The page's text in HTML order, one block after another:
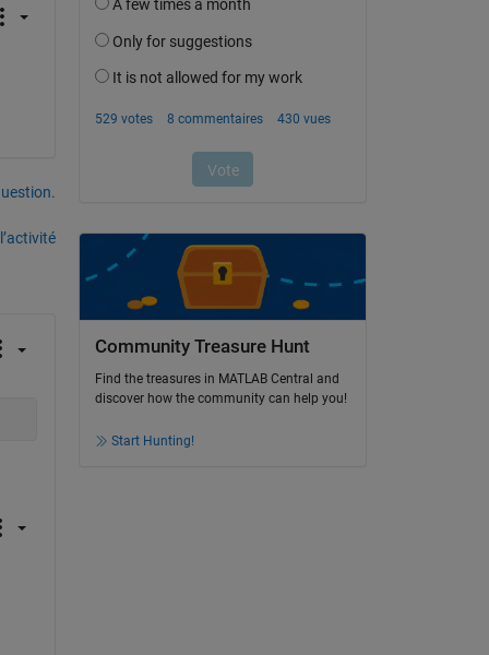
Community Treasure Hunt
Find the treasures in MATLAB Central and
discover how the community can help you!
Start Hunting!